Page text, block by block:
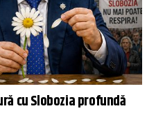
cu Slobozia profundă